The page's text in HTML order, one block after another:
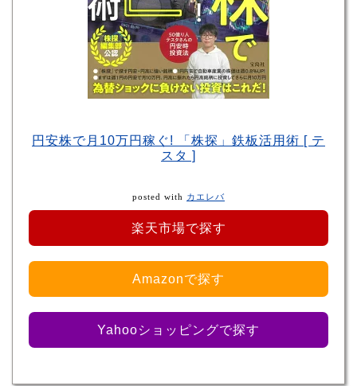
円安株で月10万円稼ぐ! 「株探」鉄板活用術 [ テ
スタ ]
posted with カエレバ
楽天市場で探す
Amazonで探す
Yahooショッピングで探す